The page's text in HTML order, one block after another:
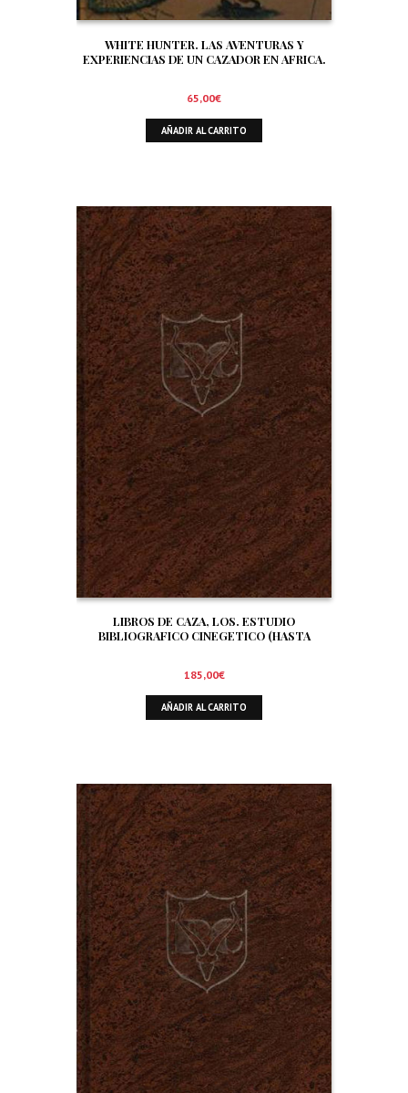
WHITE HUNTER. LAS AVENTURAS Y
EXPERIENCIAS DE UN CAZADOR EN AFRICA.
65,00€
AÑADIR AL CARRITO
LIBROS DE CAZA, LOS. ESTUDIO
BIBLIOGRAFICO CINEGETICO (HASTA
185,00€
AÑADIR AL CARRITO